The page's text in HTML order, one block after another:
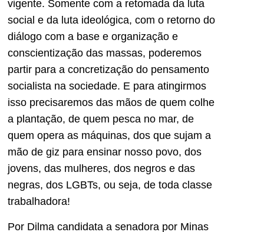
vigente. Somente com a retomada da luta
social e da luta ideológica, com o retorno do
diálogo com a base e organização e
conscientização das massas, poderemos
partir para a concretização do pensamento
socialista na sociedade. E para atingirmos
isso precisaremos das mãos de quem colhe
a plantação, de quem pesca no mar, de
quem opera as máquinas, dos que sujam a
mão de giz para ensinar nosso povo, dos
jovens, das mulheres, dos negros e das
negras, dos LGBTs, ou seja, de toda classe
trabalhadora!
Por Dilma candidata a senadora por Minas